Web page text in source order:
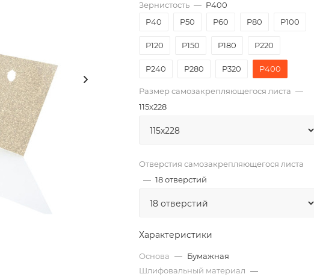
Зернистость — P400
P40
P50 P60 P80 P100
P120 P150 P180 P220
P240 P280 P320 P400
Размер самозакрепляющегося листа —
115х228
Отверстия самозакрепляющегося листа
— 18 отверстий
Характеристики
Основа — Бумажная
Шлифовальный материал —